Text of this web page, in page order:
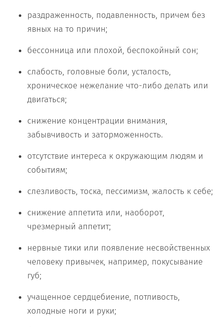
раздраженность, подавленность, причем без
явных на то причин;
бессонница или плохой, беспокойный сон;
слабость, головные боли, усталость,
хроническое нежелание что-либо делать или
двигаться;
снижение концентрации внимания,
забывчивость и заторможенность.
отсутствие интереса к окружающим людям и
событиям;
слезливость, тоска, пессимизм, жалость к себе;
снижение аппетита или, наоборот,
чрезмерный аппетит;
нервные тики или появление несвойственных
человеку привычек, например, покусывание
губ;
учащенное сердцебиение, потливость,
холодные ноги и руки;